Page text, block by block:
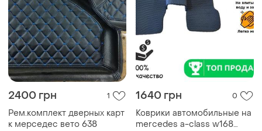
2400 грн 1
Рем.комплект дверных карт
к мерседес вето 638
1640 грн 0
Коврики автомобильные на
mercedes a-class w168